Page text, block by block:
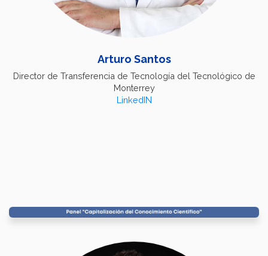
Arturo Santos
Director de Transferencia de Tecnología del Tecnológico de
Monterrey
LinkedIN